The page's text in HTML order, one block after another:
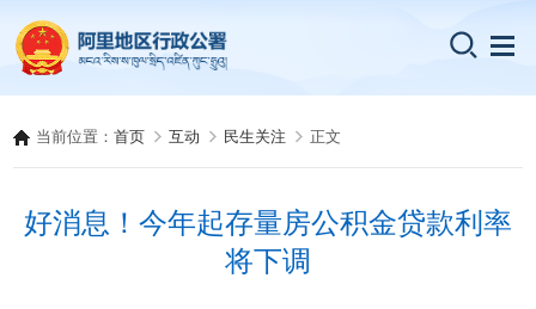
当前位置：首页 互动 民生关注 正文
好消息！今年起存量房公积金贷款利率
将下调